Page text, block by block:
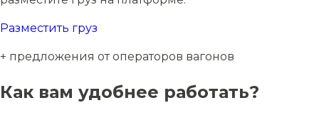
Разместить груз
+ предложения от операторов вагонов
Как вам удобнее работать?